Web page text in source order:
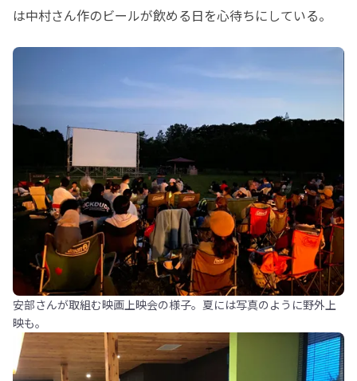
は中村さん作のビールが飲める日を心待ちにしている。
安部さんが取組む映画上映会の様子。夏には写真のように野外上
映も。